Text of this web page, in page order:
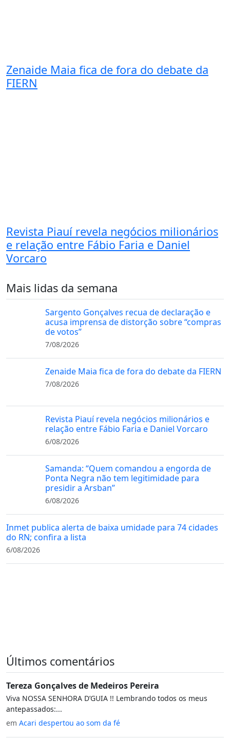
Zenaide Maia fica de fora do debate da
FIERN
Revista Piauí revela negócios milionários
e relação entre Fábio Faria e Daniel
Vorcaro
Mais lidas da semana
Sargento Gonçalves recua de declaração e
acusa imprensa de distorção sobre “compras
de votos”
7/08/2026
Zenaide Maia fica de fora do debate da FIERN
7/08/2026
Revista Piauí revela negócios milionários e
relação entre Fábio Faria e Daniel Vorcaro
6/08/2026
Samanda: “Quem comandou a engorda de
Ponta Negra não tem legitimidade para
presidir a Arsban”
6/08/2026
Inmet publica alerta de baixa umidade para 74 cidades
do RN; confira a lista
6/08/2026
Últimos comentários
Tereza Gonçalves de Medeiros Pereira
Viva NOSSA SENHORA D’GUIA !! Lembrando todos os meus
antepassados:...
em Acari despertou ao som da fé